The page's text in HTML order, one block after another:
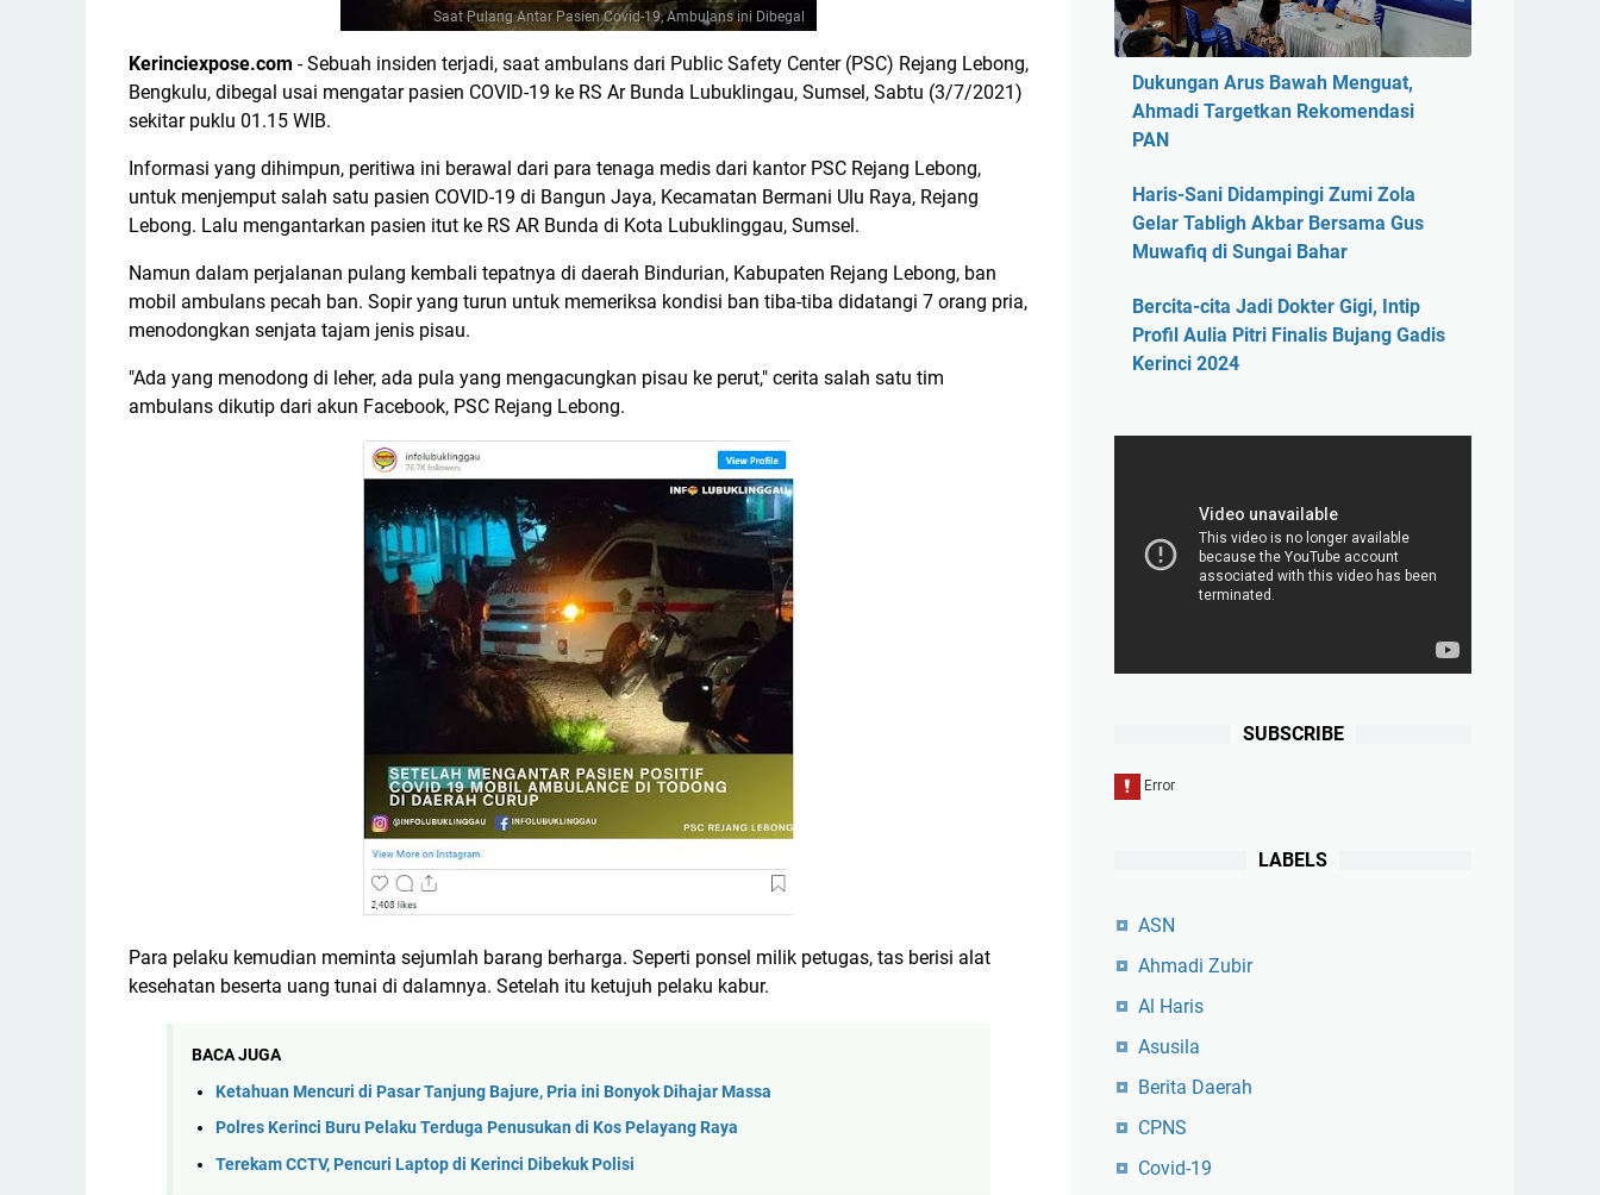
Saat Pulang Antar Pasien Covid-19, Ambulans ini Dibegal
Kerinciexpose.com - Sebuah insiden terjadi, saat ambulans dari Public Safety Center (PSC) Rejang Lebong,
Bengkulu, dibegal usai mengatar pasien COVID-19 ke RS Ar Bunda Lubuklingau, Sumsel, Sabtu (3/7/2021)
sekitar puklu 01.15 WIB.
Informasi yang dihimpun, peritiwa ini berawal dari para tenaga medis dari kantor PSC Rejang Lebong,
untuk menjemput salah satu pasien COVID-19 di Bangun Jaya, Kecamatan Bermani Ulu Raya, Rejang
Lebong. Lalu mengantarkan pasien itut ke RS AR Bunda di Kota Lubuklinggau, Sumsel.
Namun dalam perjalanan pulang kembali tepatnya di daerah Bindurian, Kabupaten Rejang Lebong, ban
mobil ambulans pecah ban. Sopir yang turun untuk memeriksa kondisi ban tiba-tiba didatangi 7 orang pria,
menodongkan senjata tajam jenis pisau.
"Ada yang menodong di leher, ada pula yang mengacungkan pisau ke perut," cerita salah satu tim
ambulans dikutip dari akun Facebook, PSC Rejang Lebong.
Para pelaku kemudian meminta sejumlah barang berharga. Seperti ponsel milik petugas, tas berisi alat
kesehatan beserta uang tunai di dalamnya. Setelah itu ketujuh pelaku kabur.
BACA JUGA
Ketahuan Mencuri di Pasar Tanjung Bajure, Pria ini Bonyok Dihajar Massa
Polres Kerinci Buru Pelaku Terduga Penusukan di Kos Pelayang Raya
Terekam CCTV, Pencuri Laptop di Kerinci Dibekuk Polisi
Dukungan Arus Bawah Menguat,
Ahmadi Targetkan Rekomendasi
PAN
Haris-Sani Didampingi Zumi Zola
Gelar Tabligh Akbar Bersama Gus
Muwafiq di Sungai Bahar
Bercita-cita Jadi Dokter Gigi, Intip
Profil Aulia Pitri Finalis Bujang Gadis
Kerinci 2024
SUBSCRIBE
LABELS
ASN
Ahmadi Zubir
Al Haris
Asusila
Berita Daerah
CPNS
Covid-19